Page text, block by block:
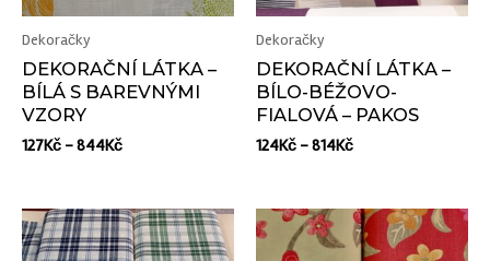
Dekoračky
DEKORAČNÍ LÁTKA –
BÍLÁ S BAREVNÝMI
VZORY
127Kč –844Kč
Dekoračky
DEKORAČNÍ LÁTKA –
BÍLO-BÉŽOVO-
FIALOVÁ – PAKOS
124Kč –814Kč